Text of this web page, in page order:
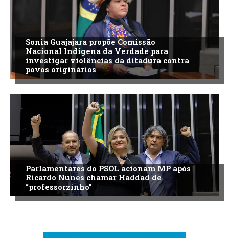
Sonia Guajajara propõe Comissão
Nacional Indígena da Verdade para
investigar violências da ditadura contra
povos originários
Parlamentares do PSOL acionam MP após
Ricardo Nunes chamar Haddad de
“professorzinho”